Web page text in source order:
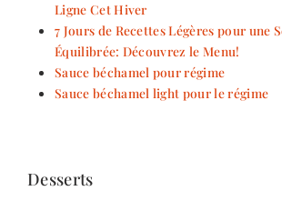
Ligne Cet Hiver
7 Jours de Recettes Légères pour une
Équilibrée: Découvrez le Menu!
Sauce béchamel pour régime
Sauce béchamel light pour le régime
Desserts